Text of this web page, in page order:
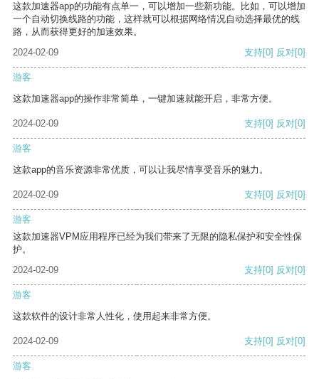
这款加速器app的功能有点单一，可以增加一些新功能。比如，可以增加
一个自动切换线路的功能，这样就可以根据网络情况自动选择最优的线
路，从而获得更好的加速效果。
2024-02-09
支持[0] 反对[0]
游客
这款加速器app的操作非常简单，一键加速就能开启，非常方便。
2024-02-09 支持[0] 反对[0]
游客
这款app的音乐资源非常优质，可以让我尽情享受音乐的魅力。
2024-02-09 支持[0] 反对[0]
游客
这款加速器VPM应用程序已经为我们带来了无限的隐私保护和安全性保
护。
2024-02-09
支持[0] 反对[0]
游客
这款软件的设计非常人性化，使用起来非常方便。
2024-02-09 支持[0] 反对[0]
游客